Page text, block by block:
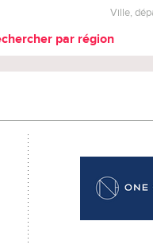
Ville,
par région